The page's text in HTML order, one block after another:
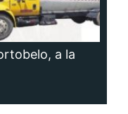
a la